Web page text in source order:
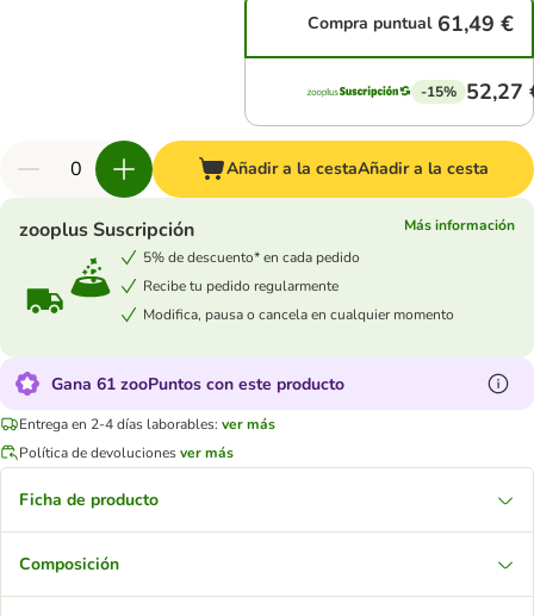
Compra puntual 61,49 €
-15% 52,27
Añadir a la cestaAñadir a la cesta
zooplus Suscripción
Más información
5% de descuento* en cada pedido
Recibe tu pedido regularmente
Modifica, pausa o cancela en cualquier momento
Gana 61 zooPuntos con este producto
Entrega en 2-4 días laborables: ver más
Política de devolucionesver más
Ficha de producto
Composición